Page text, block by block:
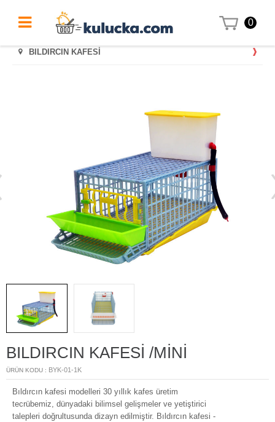
0
BILDIRCIN KAFESİ
BILDIRCIN KAFESİ /MİNİ
ÜRÜN KODU : BYK-01-1K
Bıldırcın kafesi modelleri 30 yıllık kafes üretim
tecrübemiz, dünyadaki bilimsel gelişmeler ve yetiştirici
talepleri doğrultusunda dizayn edilmiştir. Bıldırcın kafesi -